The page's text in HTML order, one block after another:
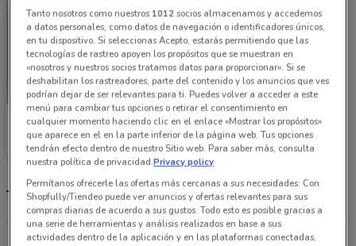
Telas Junco
13.4 km
Tiendas Telas Junco más cercanas
Vía López Portillo No. 69 Local B, Esq.
Tanto nosotros como nuestros 1012socios almacenamos y accedemos
a datos personales, como datos de navegación o identificadores únicos,
en tu dispositivo. Si seleccionas Acepto, estarás permitiendo que las
tecnologías de rastreo apoyen los propósitos que se muestran en
«nosotros y nuestros socios tratamos datos para proporcionar». Si se
deshabilitan los rastreadores, parte del contenido y los anuncios que ves
podrían dejar de ser relevantes para ti. Puedes volver a acceder a este
menú para cambiar tus opciones o retirar el consentimiento en
cualquier momento haciendo clic en el enlace «Mostrar los propósitos»
que aparece en el en la parte inferior de la página web. Tus opciones
tendrán efecto dentro de nuestro Sitio web. Para saber más, consulta
nuestra política de privacidad.Privacy policy
Permítanos ofrecerle las ofertas más cercanas a sus necesidades: Con
Shopfully/Tiendeo puede ver anuncios y ofertas relevantes para sus
compras diarias de acuerdo a sus gustos. Todo esto es posible gracias a
una serie de herramientas y análisis realizados en base a sus
actividades dentro de la aplicación y en las plataformas conectadas,